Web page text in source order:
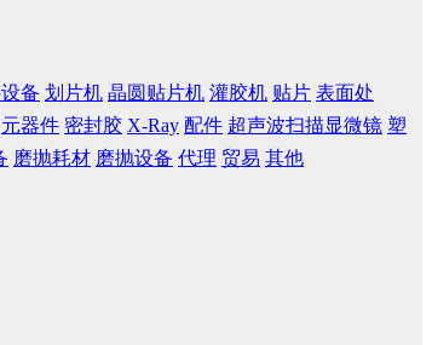
备 划片机 晶圆贴片机 灌胶机 贴片 表面处
元器件 密封胶 X-Ray 配件 超声波扫描显微镜 塑
磨抛耗材 磨抛设备 代理 贸易 其他